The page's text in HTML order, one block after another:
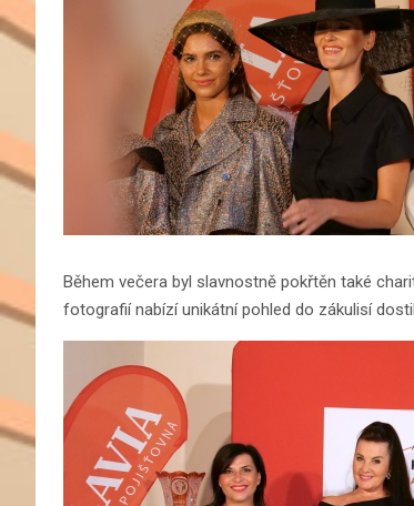
Během večera byl slavnostně pokřtěn také
fotografií nabízí unikátní pohled do zákulisí